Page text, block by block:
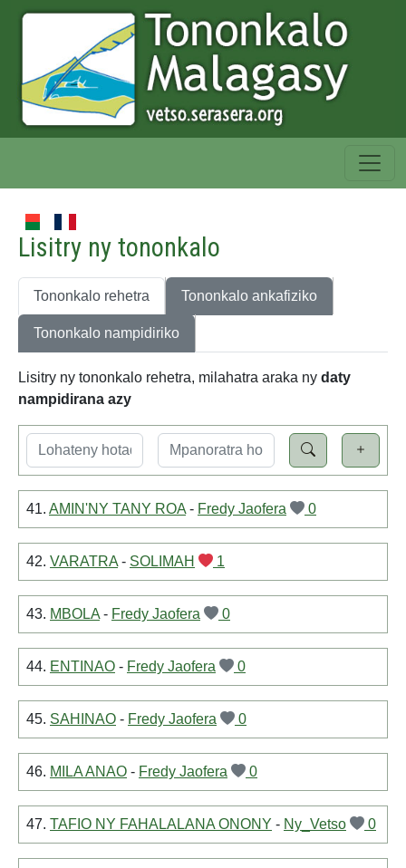
Lisitry ny tononkalo
Tononkalo rehetra Tononkalo ankafiziko
Tononkalo nampidiriko
Lisitry ny tononkalo rehetra, milahatra araka ny daty
nampidirana azy
41. AMIN'NY TANY ROA - Fredy Jaofera 0
42. VARATRA - SOLIMAH 1
43. MBOLA - Fredy Jaofera 0
44. ENTINAO - Fredy Jaofera 0
45. SAHINAO - Fredy Jaofera 0
46. MILA ANAO - Fredy Jaofera 0
47. TAFIO NY FAHALALANA ONONY - Ny_Vetso 0